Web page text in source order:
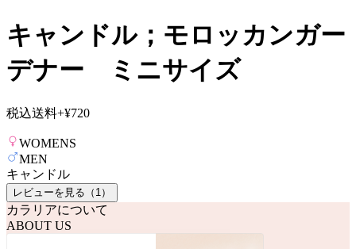
キャンドル；モロッカンガー
デナー ミニサイズ
税込送料+¥720
WOMENS
MEN
キャンドル
レビューを見る（ 1 ）
カラリアについて
ABOUT US